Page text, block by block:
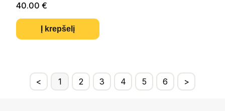
40.00 €
Į krepšelį
< 1 2 3 4 5 6 >